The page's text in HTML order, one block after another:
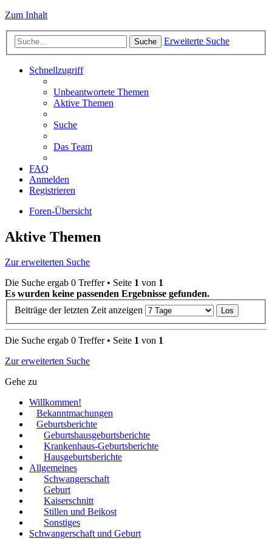
Zum Inhalt
Suche Erweiterte Suche
Schnellzugriff
Unbeantwortete Themen
Aktive Themen
Suche
Das Team
FAQ
Anmelden
Registrieren
Foren-Übersicht
Aktive Themen
Zur erweiterten Suche
Die Suche ergab 0 Treffer • Seite 1 von 1
Es wurden keine passenden Ergebnisse gefunden.
Beiträge der letzten Zeit anzeigen
Die Suche ergab 0 Treffer • Seite 1 von 1
Zur erweiterten Suche
Gehe zu
Willkommen!
Bekanntmachungen
Geburtsberichte
Geburtshausgeburtsberichte
Krankenhaus-Geburtsberichte
Hausgeburtsberichte
Allgemeines
Schwangerschaft
Geburt
Kaiserschnitt
Stillen und Beikost
Sonstiges
Schwangerschaft und Geburt